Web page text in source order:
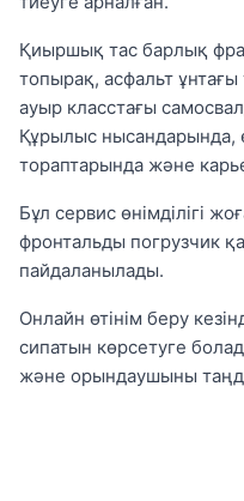
Қиыршық тас барлық
топырақ, асфальт
ауыр класстағы
Құрылыс нысандарында,
тораптарында және
Бұл сервис өнімділігі
фронтальды погрузчик
пайдаланылады.
Онлайн өтінім беру
сипатын көрсетуге
және орындаушыны